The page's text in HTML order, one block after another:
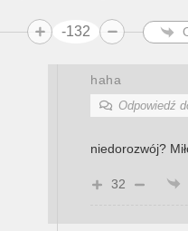
-132
haha
Odpowiedź
niedorozwój?
32